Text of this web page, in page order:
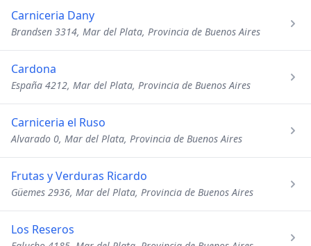
Carniceria Dany
Brandsen 3314, Mar del Plata, Provincia de Buenos Aires
Cardona
España 4212, Mar del Plata, Provincia de Buenos Aires
Carniceria el Ruso
Alvarado 0, Mar del Plata, Provincia de Buenos Aires
Frutas y Verduras Ricardo
Güemes 2936, Mar del Plata, Provincia de Buenos Aires
Los Reseros